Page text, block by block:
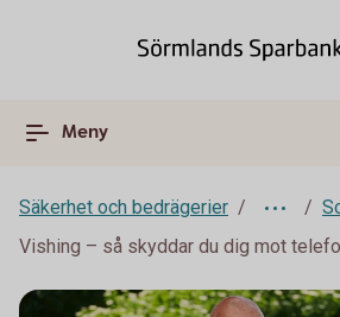
Meny
Säkerhet och bedrägerier
Vishing – så skyddar du dig mot